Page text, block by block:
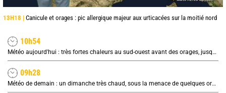
13H18 | Canicule et orages : pic allergique majeur aux urticacées sur la moitié nord
10h54
Météo aujourd'hui : très fortes chaleurs au sud-ouest avant des orages, jusqu'à 39°C
09h28
Météo de demain : un dimanche très chaud, sous la menace de quelques orages